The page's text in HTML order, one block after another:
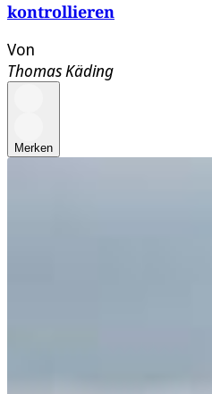
kontrollieren
Von
Thomas Käding
Merken